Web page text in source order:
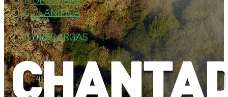
PLANIFICA
GALERÍA
DESCARGAS